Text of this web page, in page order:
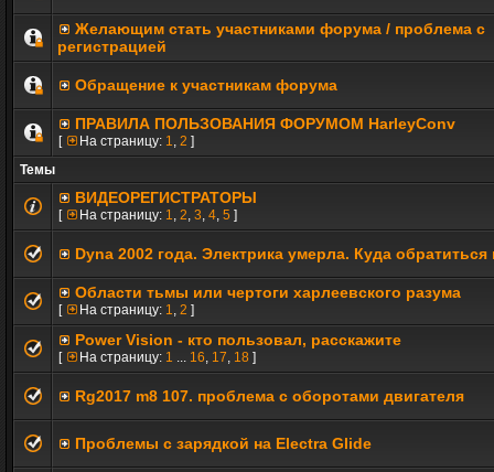
Желающим стать участниками форума / проблема с
регистрацией
Обращение к участникам форума
ПРАВИЛА ПОЛЬЗОВАНИЯ ФОРУМОМ HarleyConv
[ На страницу: 1, 2 ]
Темы
ВИДЕОРЕГИСТРАТОРЫ
[ На страницу: 1, 2, 3, 4, 5 ]
Dyna 2002 года. Электрика умерла. Куда
Области тьмы или чертоги харлеевского разума
[ На страницу: 1, 2 ]
Power Vision - кто пользовал, расскажите
[ На страницу: 1 ... 16, 17, 18 ]
Rg2017 m8 107. проблема с оборотами двигателя
Проблемы с зарядкой на Electra Glide